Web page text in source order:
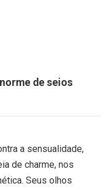
de seios
a sensualidade,
de charme, nos
Seus olhos